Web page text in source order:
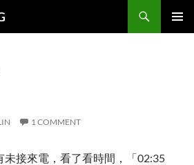
1 COMMENT
未接來電，看了看時間，「02:35